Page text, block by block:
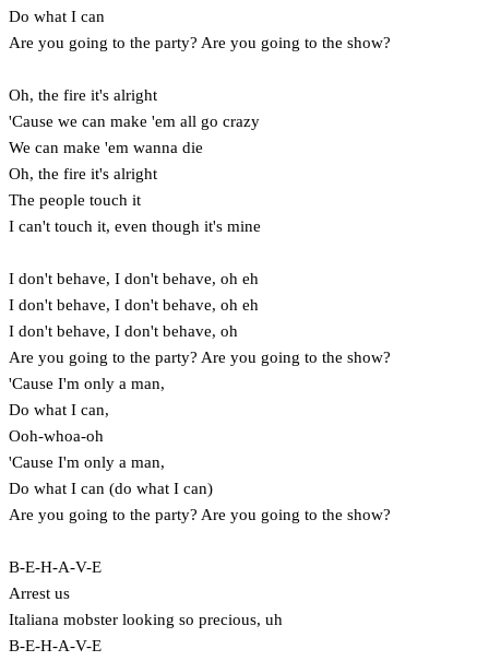
Do what I can
Are you going to the party? Are you going to the show?
Oh, the fire it's alright
'Cause we can make 'em all go crazy
We can make 'em wanna die
Oh, the fire it's alright
The people touch it
I can't touch it, even though it's mine
I don't behave, I don't behave, oh eh
I don't behave, I don't behave, oh eh
I don't behave, I don't behave, oh
Are you going to the party? Are you going to the show?
'Cause I'm only a man,
Do what I can,
Ooh-whoa-oh
'Cause I'm only a man,
Do what I can (do what I can)
Are you going to the party? Are you going to the show?
B-E-H-A-V-E
Arrest us
Italiana mobster looking so precious, uh
B-E-H-A-V-E